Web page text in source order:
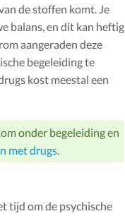
de stoffen komt. Je
balans, en dit kan heftig
aangeraden deze
begeleiding te
kost meestal een
onder begeleiding en
met drugs.
tijd om de psychische